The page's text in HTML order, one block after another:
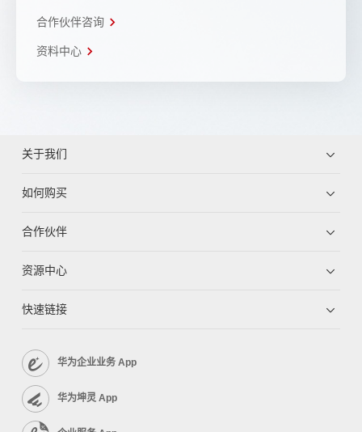
合作伙伴咨询
资料中心
关于我们
如何购买
合作伙伴
资源中心
快速链接
华为企业业务 App
华为坤灵 App